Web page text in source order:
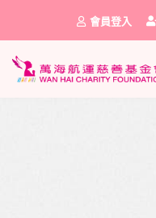
會員登入